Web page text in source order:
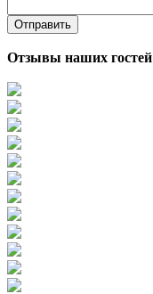
Отзывы наших гостей